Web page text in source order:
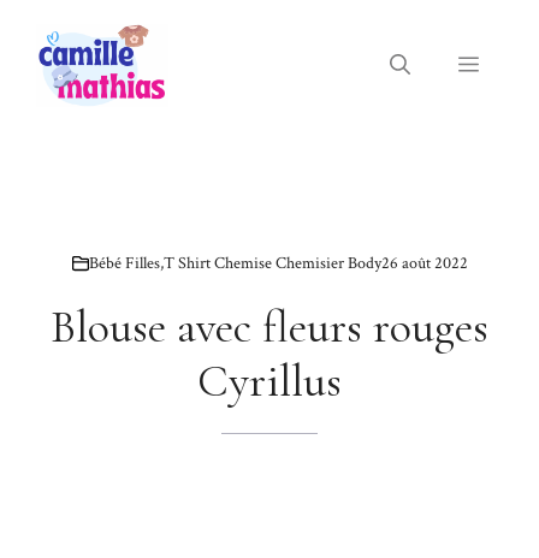
contenu
Menu
Bébé Filles,T Shirt Chemise Chemisier Body26 août 2022
Blouse avec fleurs rouges
Cyrillus